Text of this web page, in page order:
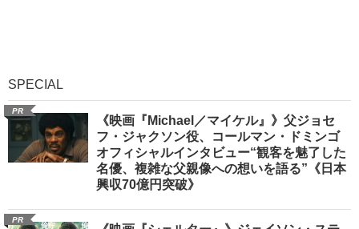
SPECIAL
PR
《映画『Michael／マイケル』》父ジョセ
フ・ジャクソン役、コールマン・ドミンゴ
オフィシャルインタビュー“観客を魅了した
名優、複雑な父親像への想いを語る”《日本
興収70億円突破》
PR